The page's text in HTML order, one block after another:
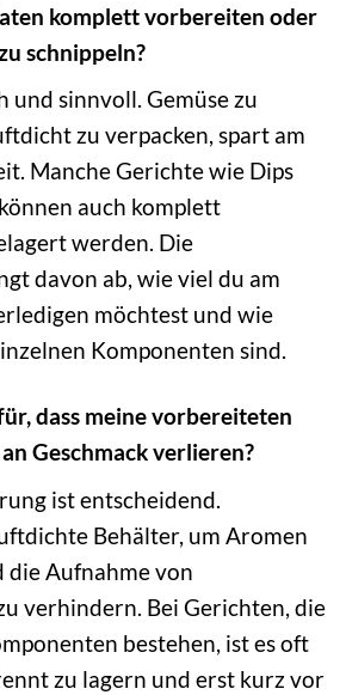
komplett vorbereiten oder
schnippeln?
und sinnvoll. Gemüse zu
zu verpacken, spart am
Manche Gerichte wie Dips
auch komplett
werden. Die
davon ab, wie viel du am
möchtest und wie
Komponenten sind.
dass meine vorbereiteten
Geschmack verlieren?
ist entscheidend.
Behälter, um Aromen
die Aufnahme von
verhindern. Bei Gerichten, die
bestehen, ist es oft
zu lagern und erst kurz vor